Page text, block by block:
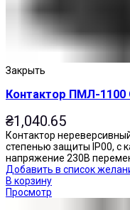
Закрыть
Контактор ПМЛ-1100
₴1,040.65
Контактор
степенью защиты IP00, с
напряжение 230В
Добавить в список
В корзину
Просмотр